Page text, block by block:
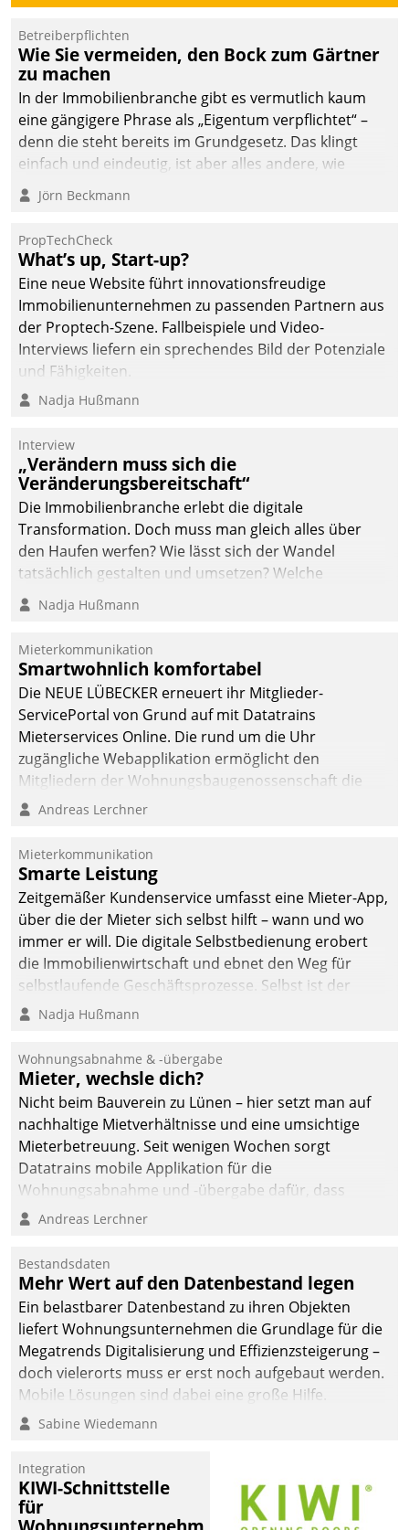
Betreiberpflichten
Wie Sie vermeiden, den Bock zum Gärtner
zu machen
In der Immobilienbranche gibt es vermutlich kaum
eine gängigere Phrase als „Eigentum verpflichtet“ –
denn die steht bereits im Grundgesetz. Das klingt
einfach und eindeutig, ist aber alles andere, wie
Branchenbeschäftigte wissen. Denn mit der
Verantwortung folgen Verpflichtungen.
Jörn Beckmann
PropTechCheck
What’s up, Start-up?
Eine neue Website führt innovationsfreudige
Immobilienunternehmen zu passenden Partnern aus
der Proptech-Szene. Fallbeispiele und Video-
Interviews liefern ein sprechendes Bild der Potenziale
und Fähigkeiten.
Nadja Hußmann
Interview
„Verändern muss sich die
Veränderungsbereitschaft“
Die Immobilienbranche erlebt die digitale
Transformation. Doch muss man gleich alles über
den Haufen werfen? Wie lässt sich der Wandel
tatsächlich gestalten und umsetzen? Welche
Argumente zählen wirklich?
Nadja Hußmann
Mieterkommunikation
Smartwohnlich komfortabel
Die NEUE LÜBECKER erneuert ihr Mitglieder-
ServicePortal von Grund auf mit Datatrains
Mieterservices Online. Die rund um die Uhr
zugängliche Webapplikation ermöglicht den
Mitgliedern der Wohnungs­bau­genossenschaft die
Kontaktaufnahme per Smartphone, Tablet oder PC.
Andreas Lerchner
Mieterkommunikation
Smarte Leistung
Zeitgemäßer Kundenservice umfasst eine Mieter-App,
über die der Mieter sich selbst hilft – wann und wo
immer er will. Die digitale Selbstbedienung erobert
die Immobilienwirtschaft und ebnet den Weg für
selbstlaufende Geschäftsprozesse. Selbst ist der
Kunde und smart der Serviceanbieter.
Nadja Hußmann
Wohnungsabnahme & -übergabe
Mieter, wechsle dich?
Nicht beim Bauverein zu Lünen – hier setzt man auf
nachhaltige Mietverhältnisse und eine umsichtige
Mieterbetreuung. Seit wenigen Wochen sorgt
Datatrains mobile Applikation für die
Wohnungsabnahme und -übergabe dafür, dass
Mieter wohlgeordnet kommen und, so es sein muss,
Andreas Lerchner
Bestandsdaten
Mehr Wert auf den Datenbestand legen
Ein belastbarer Datenbestand zu ihren Objekten
liefert Wohnungsunternehmen die Grundlage für die
Megatrends Digitalisierung und Effizienzsteigerung –
doch vielerorts muss er erst noch aufgebaut werden.
Mobile Lösungen sind dabei eine große Hilfe.
Sabine Wiedemann
Integration
KIWI-Schnittstelle
für